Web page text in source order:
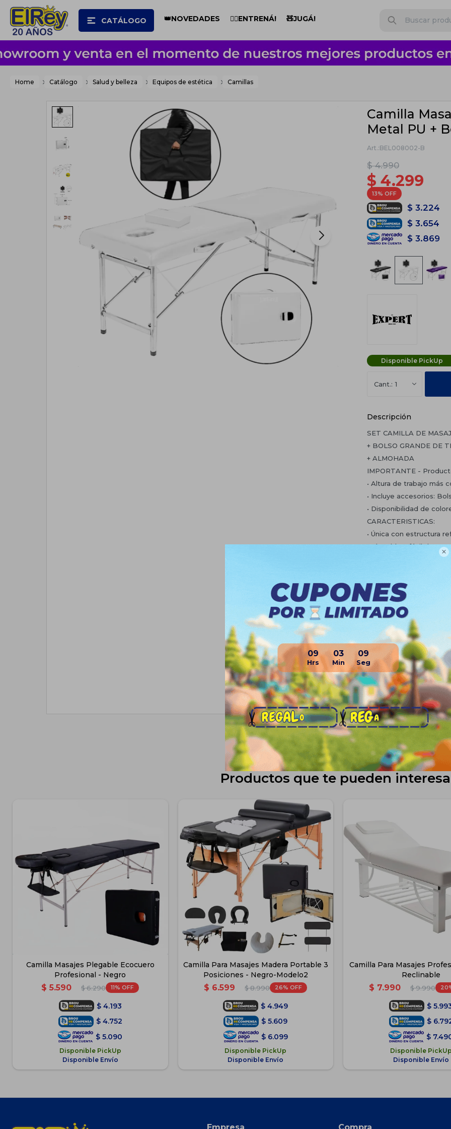

09 03 08
CATÁLOGO 👑NOVEDADES 🏋️‍♂️ENTRENÁ! 🧸JUGÁ!
Home Catálogo Salud y belleza Equipos de estética Camillas
Camilla
Metal PU +
BEL008002-B
$ 4.990
$ 4.299
13
$ 3.224
$ 3.654
$ 3.869
Disponible PickUp
1
Descripción
SET CAMILLA DE
+ BOLSO GRANDE DE
+ ALMOHADA
IMPORTANTE -
• Altura de trabajo más
• Incluye accesorios:
• Disponibilidad de
CARACTERISTICAS:
• Única con estructura
• Plegable y fácil de
• Forrada de cuero de
• Colchón 8cm de alta
• Medidas: 180cm de
• Altura más cómoda
• Soporta hasta: 300 kg
• Ideal para masajes,
etc
Planes de cuotas
Envíos
Medios de pago
Productos que te pueden
Camilla Masajes Plegable Ecocuero
Profesional - Negro
$ 5.590 $ 6.290 11
$ 4.193
$ 4.752
$ 5.090
Disponible PickUp
Disponible Envío
Camilla Para Masajes Madera Portable 3
Posiciones - Negro-Modelo2
$ 6.599 $ 8.990 26
$ 4.949
$ 5.609
$ 6.099
Disponible PickUp
Disponible Envío
Camilla Para Masajes
Reclinable
$ 7.990 $ 9.990 20
$
$
$
Disponible
Disponible Envío